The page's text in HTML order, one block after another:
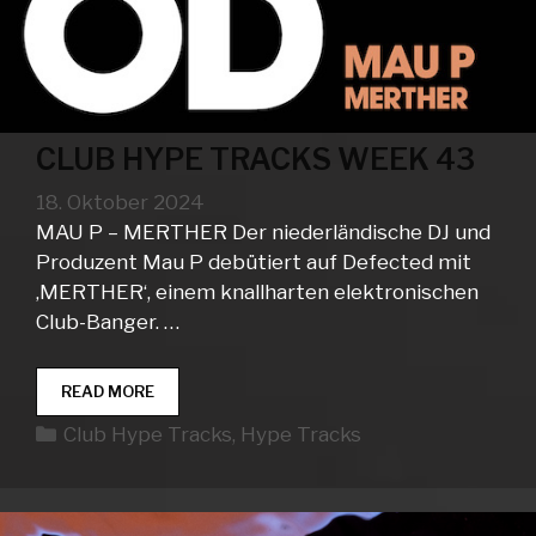
CLUB HYPE TRACKS WEEK 43
18. Oktober 2024
MAU P – MERTHER Der niederländische DJ und
Produzent Mau P debütiert auf Defected mit
‚MERTHER‘, einem knallharten elektronischen
Club-Banger. …
READ MORECLUB
HYPE
TRACKS
Kategorien
Club Hype Tracks, Hype Tracks